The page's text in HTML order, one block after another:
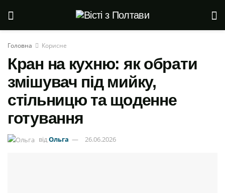
Головна Корисне
Кран на кухню: як обрати
змішувач під мийку,
стільницю та щоденне
готування
відОльга 26.06.2026